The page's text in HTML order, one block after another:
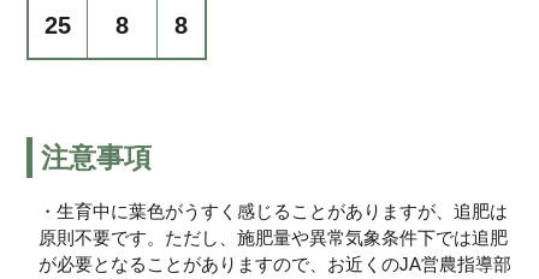
25 8 8
注意事項
・生育中に葉色がうすく感じることがありますが、追肥は
原則不要です。ただし、施肥量や異常気象条件下では追肥
が必要となることがありますので、お近くのJA営農指導部